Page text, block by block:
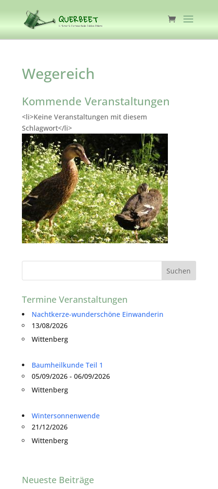
Wegereich
Kommende Veranstaltungen
<li>Keine Veranstaltungen mit diesem
Schlagwort</li>
Termine Veranstaltungen
Nachtkerze-wunderschöne Einwanderin
13/08/2026
Wittenberg
Baumheilkunde Teil 1
05/09/2026 - 06/09/2026
Wittenberg
Wintersonnenwende
21/12/2026
Wittenberg
Neueste Beiträge